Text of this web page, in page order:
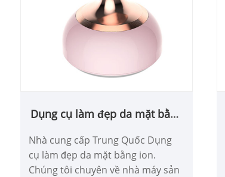
Dụng cụ làm đẹp da mặt bằng
Nhà cung cấp Trung Quốc Dụng
cụ làm đẹp da mặt bằng ion.
Chúng tôi chuyên về nhà máy sản